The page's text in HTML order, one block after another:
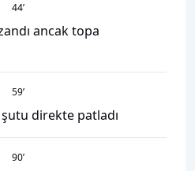
44’
ancak topa
59’
direkte patladı
90’